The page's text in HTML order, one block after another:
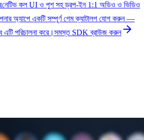
নেটিভ কল UI ও পুশ সহ ড্রপ-ইন 1:1 অডিও ও ভিডিও
অ্যাপে একটি সম্পূর্ণ গেম ক্যাটালগ যোগ করুন —
পরিচালনা করে। সমস্ত SDK ব্রাউজ করুন